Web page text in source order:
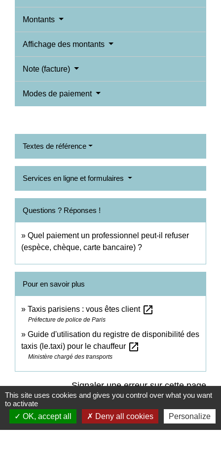
Montants
Affichage des montants
Note (facture)
Modes de paiement
Textes de référence
Services en ligne et formulaires
Questions ? Réponses !
Quel paiement un professionnel peut-il refuser
(espèce, chèque, carte bancaire) ?
Pour en savoir plus
Taxis parisiens : vous êtes client open_in_new
Préfecture de police de Paris
Guide d'utilisation du registre de disponibilité des
taxis (le.taxi) pour le chauffeur open_in_new
Ministère chargé des transports
Signaler une erreur sur cette page
This site uses cookies and gives you control over what you want
to activate
OK, accept all
Deny all cookies Personalize